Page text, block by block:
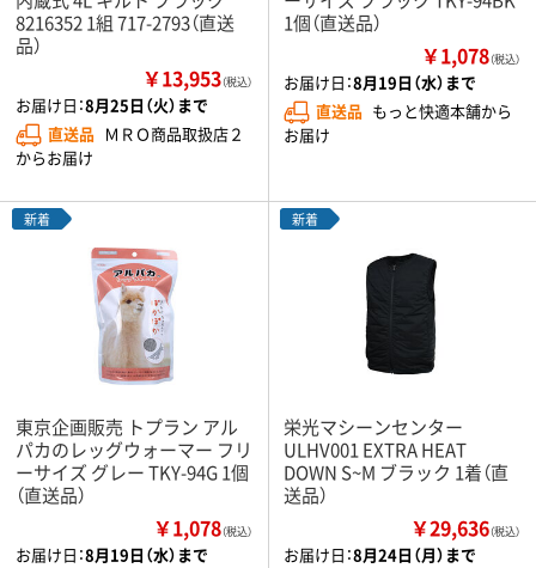
8216352 1組 717-2793（直送
品）
￥13,953（税込）
お届け日：8月25日（火）まで
直送品 ＭＲＯ商品取扱店２
からお届け
1個（直送品）
￥1,078（税込）
お届け日：8月19日（水）まで
直送品 もっと快適本舗から
お届け
新着
東京企画販売 トプラン アル
パカのレッグウォーマー フリ
ーサイズ グレー TKY-94G 1個
（直送品）
￥1,078（税込）
お届け日：8月19日（水）まで
新着
栄光マシーンセンター
ULHV001 EXTRA HEAT
DOWN S~M ブラック 1着（直
送品）
￥29,636（税込）
お届け日：8月24日（月）まで